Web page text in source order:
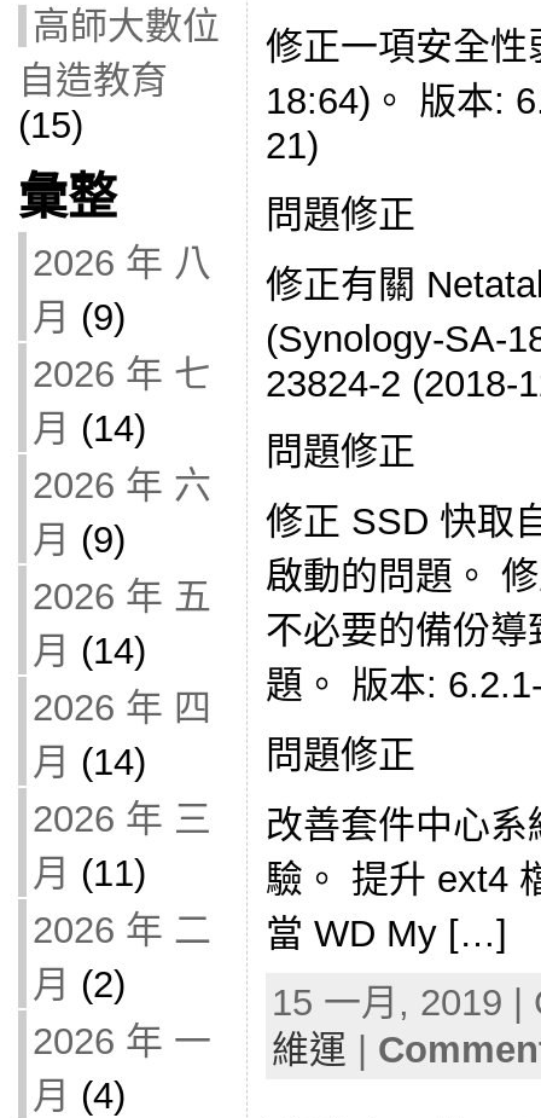
高師大數位
自造教育
(15)
彙整
2026 年 八
月 (9)
2026 年 七
月 (14)
2026 年 六
月 (9)
2026 年 五
月 (14)
2026 年 四
月 (14)
2026 年 三
月 (11)
2026 年 二
月 (2)
2026 年 一
月 (4)
修正一項安全
18:64)。 版本:
21)
問題修正
修正有關
(Synology-SA-
23824-2 (2018-
問題修正
修正 SSD 快取
啟動的問題。
不必要的備份
題。 版本:
問題修正
改善套件中心
驗。 提升 ext4
當 WD My […]
15 一月, 2019
維運 |